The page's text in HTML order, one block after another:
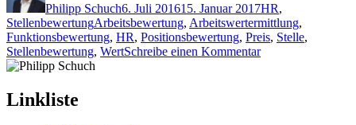
Philipp Schuch6. Juli 201615. Januar 2017HR,
StellenbewertungSchlagwörter
Arbeitsbewertung, Arbeitswertermittlung,
Funktionsbewertung, HR, Positionsbewertung, Preis, Stelle,
Stellenbewertung, WertSchreibe einen Kommentarzu
Linkliste